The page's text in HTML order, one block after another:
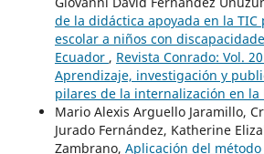
de la didáctica apoyada en la TIC
escolar a niños con
Ecuador , Revista Conrado: Vol.
Aprendizaje, investigación y
pilares de la internalización en la
Mario Alexis Arguello Jaramillo,
Jurado Fernández, Katherine
Zambrano, Aplicación del